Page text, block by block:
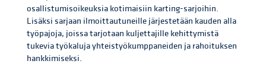
osallistumisoikeuksia kotimaisiin karting-sarjoihin.
Lisäksi sarjaan ilmoittautuneille järjestetään kauden alla
työpajoja, joissa tarjotaan kuljettajille kehittymistä
tukevia työkaluja yhteistyökumppaneiden ja rahoituksen
hankkimiseksi.